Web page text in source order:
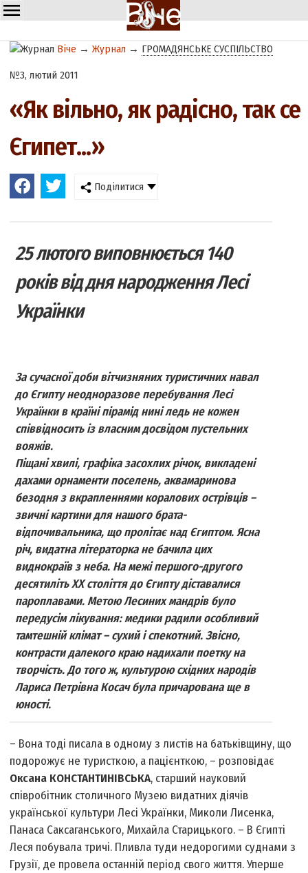
Віче →Журнал → ГРОМАДЯНСЬКЕ СУСПІЛЬСТВО
№3, лютий 2011
«Як вільно, як радісно, так се
Єгипет...»
Поділитися
25 лютого виповнюється 140
років від дня народження Лесі
Українки
За сучасної доби вітчизняних туристичних навал
до Єгипту неодноразове перебування Лесі
Українки в країні пірамід нині ледь не кожен
співвідносить із власним досвідом пустельних
вояжів.
Піщані хвилі, графіка засохлих річок, викладені
дахами орнаменти поселень, аквамаринова
безодня з вкрапленнями коралових острівців –
звичні картини для нашого брата-
відпочивальника, що пролітає над Єгиптом. Ясна
річ, видатна літераторка не бачила цих
виднокраїв з неба. На межі першого-другого
десятиліть ХХ століття до Єгипту діставалися
пароплавами. Метою Лесиних мандрів було
передусім лікування: медики радили особливий
тамтешній клімат – сухий і спекотний. Звісно,
контрасти далекого краю надихали поетку на
творчість. До того ж, культурою східних народів
Лариса Петрівна Косач була причарована ще в
юності.
– Вона тоді писала в одному з листів на батьківщину, що
подорожує не туристкою, а пацієнткою, – розповідає
Оксана КОНСТАНТИНІВСЬКА, старший науковий
співробітник столичного Музею видатних діячів
української культури Лесі Українки, Миколи Лисенка,
Панаса Саксаганського, Михайла Старицького. – В Єгипті
Леся побувала тричі. Пливла туди недорогими суднами з
Грузії, де провела останній період свого життя. Уперше